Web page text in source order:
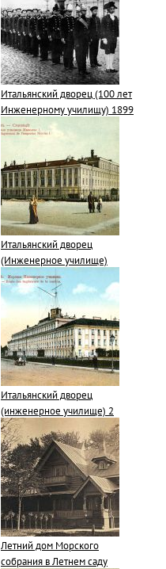
Итальянский дворец (100 лет
Инженерному училищу) 1899
Итальянский дворец
(Инженерное училище)
Итальянский дворец
(инженерное училище) 2
Летний дом Морского
собрания в Летнем саду